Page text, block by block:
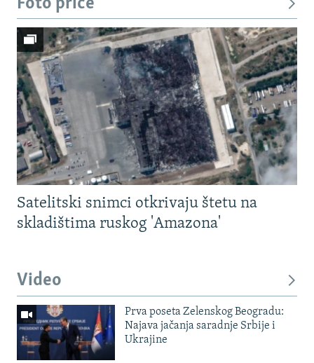
Satelitski snimci otkrivaju štetu na
skladištima ruskog 'Amazona'
Video
Prva poseta Zelenskog Beogradu:
Najava jačanja saradnje Srbije i
Ukrajine